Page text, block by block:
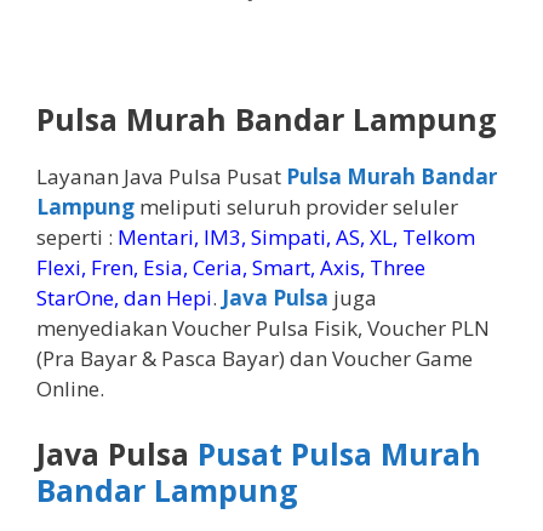
Pulsa Murah Bandar Lampung
Layanan Java Pulsa Pusat Pulsa Murah Bandar
Lampung meliputi seluruh provider seluler
seperti : Mentari, IM3, Simpati, AS, XL, Telkom
Flexi, Fren, Esia, Ceria, Smart, Axis, Three
StarOne, dan Hepi. Java Pulsa juga
menyediakan Voucher Pulsa Fisik, Voucher PLN
(Pra Bayar & Pasca Bayar) dan Voucher Game
Online.
Java Pulsa Pusat Pulsa Murah
Bandar Lampung